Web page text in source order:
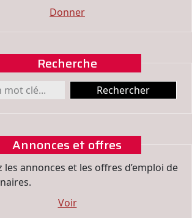
Donner
Recherche
Annonces et offres
les annonces et les offres d’emploi de
Voir